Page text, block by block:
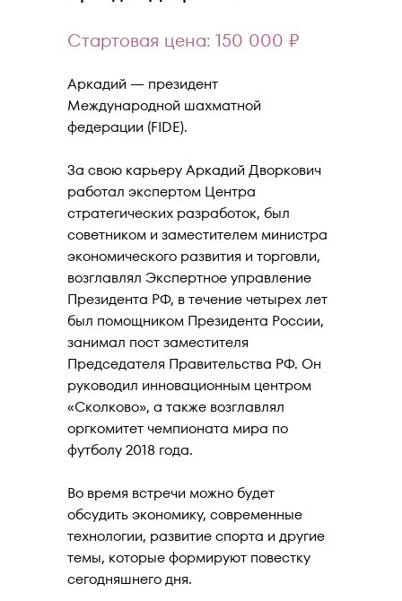
Стартовая цена: 150 000 ₽
Аркадий — президент
Международной шахматной
федерации (FIDE).
За свою карьеру Аркадий Дворкович
работал экспертом Центра
стратегических разработок, был
советником и заместителем министра
экономического развития и торговли,
возглавлял Экспертное управление
Президента РФ, в течение четырех лет
был помощником Президента России,
занимал пост заместителя
Председателя Правительства РФ. Он
руководил инновационным центром
«Сколково», а также возглавлял
оргкомитет чемпионата мира по
футболу 2018 года.
Во время встречи можно будет
обсудить экономику, современные
технологии, развитие спорта и другие
темы, которые формируют повестку
сегодняшнего дня.